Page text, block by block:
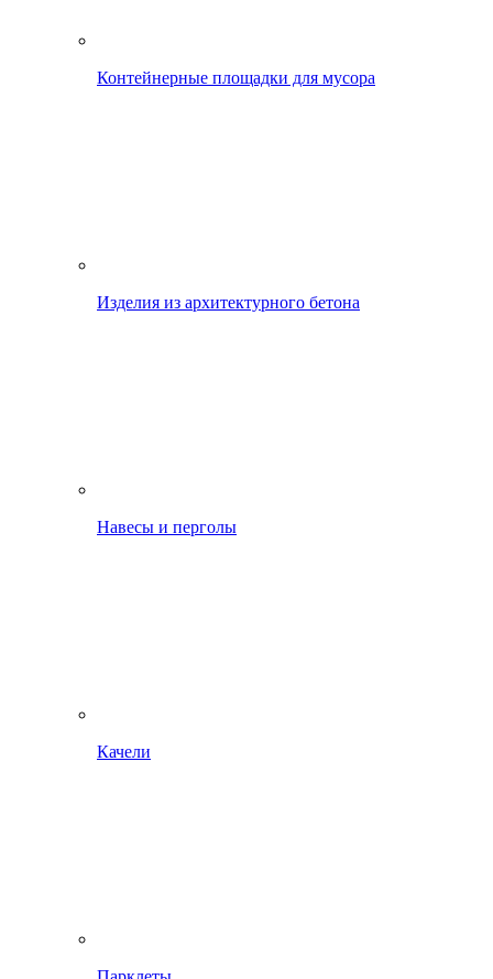
Контейнерные площадки для мусора
Изделия из архитектурного бетона
Навесы и перголы
Качели